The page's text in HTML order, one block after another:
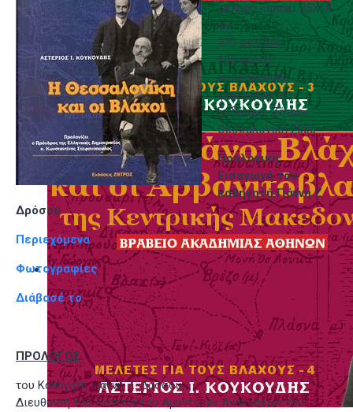
σκληρό καπάκι 25Χ18
εκ
270 σελίδες
100 παλιές
ασπρόμαυρες
φωτογραφίες
Εκδόσεις Ζήτρος -
Θεσσαλονίκη 2000
Προλογική
Εισαγωγή του
καθηγητή Γιάννη Ζ.
Δρόσου
Περιεχόμενα
Φωτογραφίες
Διάβασέ το
ΠΡΟΛΟΓΟΣ
του Καθηγητή Γιάννη Ζ. Δρόσου,
Διευθυντή του Ινστιτούτου Αμυντικών Αναλύσεων του